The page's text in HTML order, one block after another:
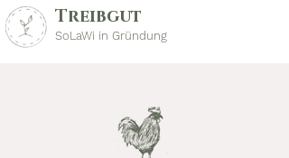
Treibgut
SoLaWi in Gründung